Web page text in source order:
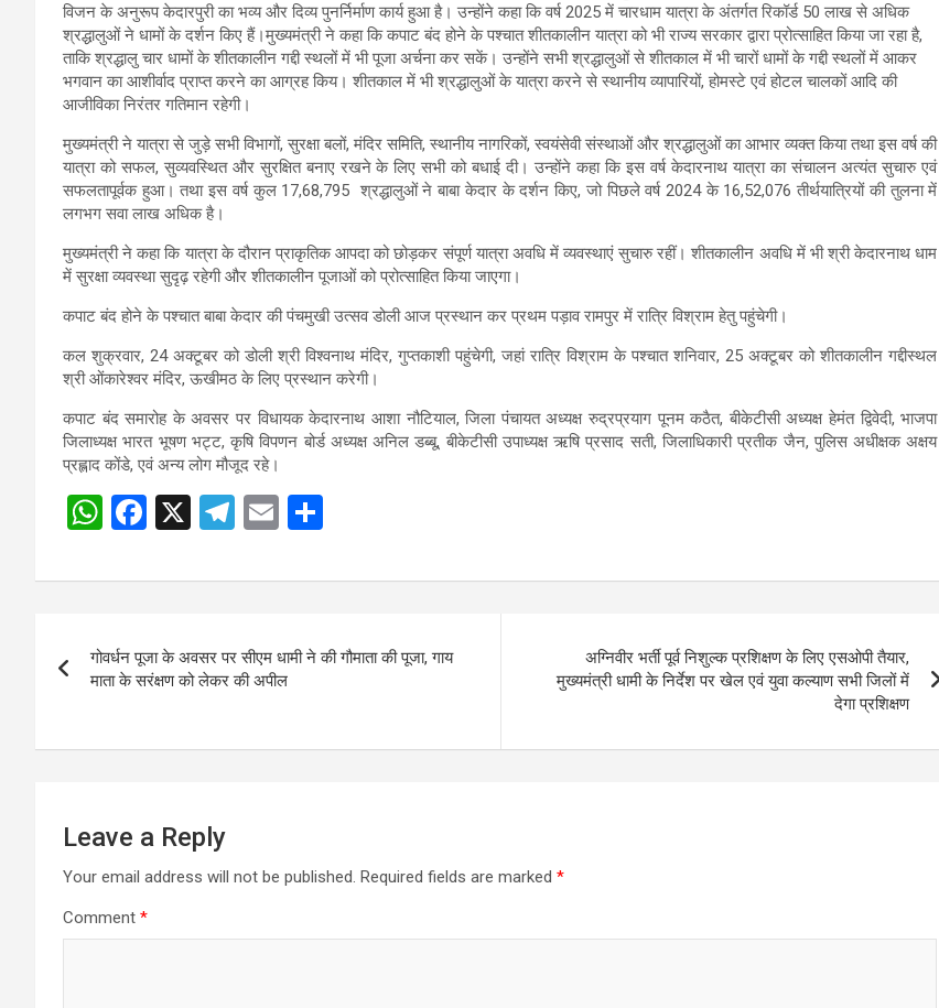
विजन के अनुरूप केदारपुरी का भव्य और दिव्य पुनर्निर्माण कार्य हुआ है। उन्होंने कहा कि वर्ष 2025 में चारधाम यात्रा के अंतर्गत रिकॉर्ड 50 लाख से अधिक
श्रद्धालुओं ने धामों के दर्शन किए हैं।मुख्यमंत्री ने कहा कि कपाट बंद होने के पश्चात शीतकालीन यात्रा को भी राज्य सरकार द्वारा प्रोत्साहित किया जा रहा है,
ताकि श्रद्धालु चार धामों के शीतकालीन गद्दी स्थलों में भी पूजा अर्चना कर सकें। उन्होंने सभी श्रद्धालुओं से शीतकाल में भी चारों धामों के गद्दी स्थलों में आकर
भगवान का आशीर्वाद प्राप्त करने का आग्रह किय। शीतकाल में भी श्रद्धालुओं के यात्रा करने से स्थानीय व्यापारियों, होमस्टे एवं होटल चालकों आदि की
आजीविका निरंतर गतिमान रहेगी।
मुख्यमंत्री ने यात्रा से जुड़े सभी विभागों, सुरक्षा बलों, मंदिर समिति, स्थानीय नागरिकों, स्वयंसेवी संस्थाओं और श्रद्धालुओं का आभार व्यक्त किया तथा इस वर्ष की
यात्रा को सफल, सुव्यवस्थित और सुरक्षित बनाए रखने के लिए सभी को बधाई दी। उन्होंने कहा कि इस वर्ष केदारनाथ यात्रा का संचालन अत्यंत सुचारु एवं
सफलतापूर्वक हुआ। तथा इस वर्ष कुल 17,68,795 श्रद्धालुओं ने बाबा केदार के दर्शन किए, जो पिछले वर्ष 2024 के 16,52,076 तीर्थयात्रियों की तुलना में
लगभग सवा लाख अधिक है।
मुख्यमंत्री ने कहा कि यात्रा के दौरान प्राकृतिक आपदा को छोड़कर संपूर्ण यात्रा अवधि में व्यवस्थाएं सुचारु रहीं। शीतकालीन अवधि में भी श्री केदारनाथ धाम
में सुरक्षा व्यवस्था सुदृढ़ रहेगी और शीतकालीन पूजाओं को प्रोत्साहित किया जाएगा।
कपाट बंद होने के पश्चात बाबा केदार की पंचमुखी उत्सव डोली आज प्रस्थान कर प्रथम पड़ाव रामपुर में रात्रि विश्राम हेतु पहुंचेगी।
कल शुक्रवार, 24 अक्टूबर को डोली श्री विश्वनाथ मंदिर, गुप्तकाशी पहुंचेगी, जहां रात्रि विश्राम के पश्चात शनिवार, 25 अक्टूबर को शीतकालीन गद्दीस्थल
श्री ओंकारेश्वर मंदिर, ऊखीमठ के लिए प्रस्थान करेगी।
कपाट बंद समारोह के अवसर पर विधायक केदारनाथ आशा नौटियाल, जिला पंचायत अध्यक्ष रुद्रप्रयाग पूनम कठैत, बीकेटीसी अध्यक्ष हेमंत द्विवेदी, भाजपा
जिलाध्यक्ष भारत भूषण भट्ट, कृषि विपणन बोर्ड अध्यक्ष अनिल डब्बू, बीकेटीसी उपाध्यक्ष ऋषि प्रसाद सती, जिलाधिकारी प्रतीक जैन, पुलिस अधीक्षक अक्षय
प्रह्लाद कोंडे, एवं अन्य लोग मौजूद रहे।
Post
W
at
A
p
F
ce
o
o
X
T
e
a
m
E
ail ar
navigation
गोवर्धन पूजा के अवसर पर सीएम धामी ने की गौमाता की पूजा, गाय
माता के सरंक्षण को लेकर की अपील
अग्निवीर भर्ती पूर्व निशुल्क प्रशिक्षण के लिए एसओपी तैयार,
मुख्यमंत्री धामी के निर्देश पर खेल एवं युवा कल्याण सभी जिलों में
देगा प्रशिक्षण
Leave a Reply
Your email address will not be published. Required fields are marked *
Comment *